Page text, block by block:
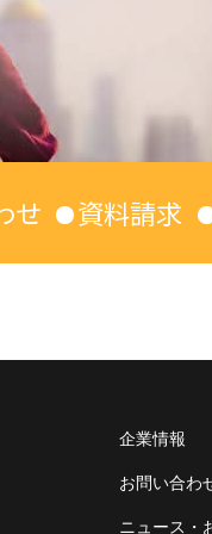
せ 資料請求
企業情報
お問い合わ
ニュース・